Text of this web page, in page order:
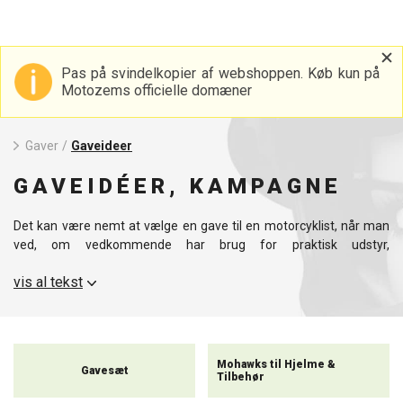
Pas på svindelkopier af webshoppen. Køb kun på
Motozems officielle domæner
Gaver / Gaveideer
GAVEIDÉER, KAMPAGNE
Det kan være nemt at vælge en gave til en motorcyklist, når man
ved, om vedkommende har brug for praktisk udstyr,
gør hverdagen lidt sjovere. Motorcykelverdenen er mangfoldig, og
egne forventninger. Derfor bringer vi her en oversigt, der hjælper
elsker af choppere, en sportslig kører eller en fan af
motorcykeltilbehør.
vis al tekst
Gavesæt
Mohawks til Hjelme &
Tilbehør